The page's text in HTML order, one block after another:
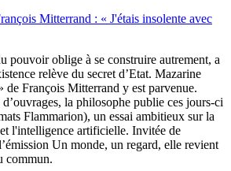
Mitterrand : « J'étais insolente avec
pouvoir oblige à se construire autrement, a
relève du secret d’Etat. Mazarine
de François Mitterrand y est parvenue.
la philosophe publie ces jours-ci
Flammarion), un essai ambitieux sur la
l'intelligence artificielle. Invitée de
Un monde, un regard, elle revient
commun.